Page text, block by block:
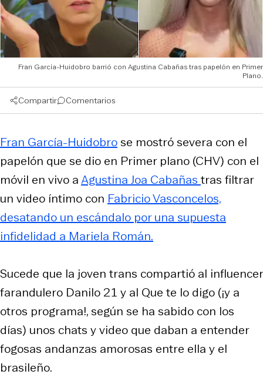
Fran García-Huidobro barrió con Agustina Cabañas tras papelón en Primer
Plano.
Compartir Comentarios
Fran García-Huidobrose mostró severa con el
papelón que se dio en Primer plano (CHV) con el
móvil en vivo aAgustina Joa Cabañastras filtrar
un video íntimo con Fabricio Vasconcelos,
desatando un escándalo por una supuesta
infidelidad a Mariela Román.
Sucede que la joven trans compartió al influencer
farandulero Danilo 21 y al Que te lo digo (¡y a
otros programa!, según se ha sabido con los
días) unos chats y video que daban a entender
fogosas andanzas amorosas entre ella y el
brasileño.